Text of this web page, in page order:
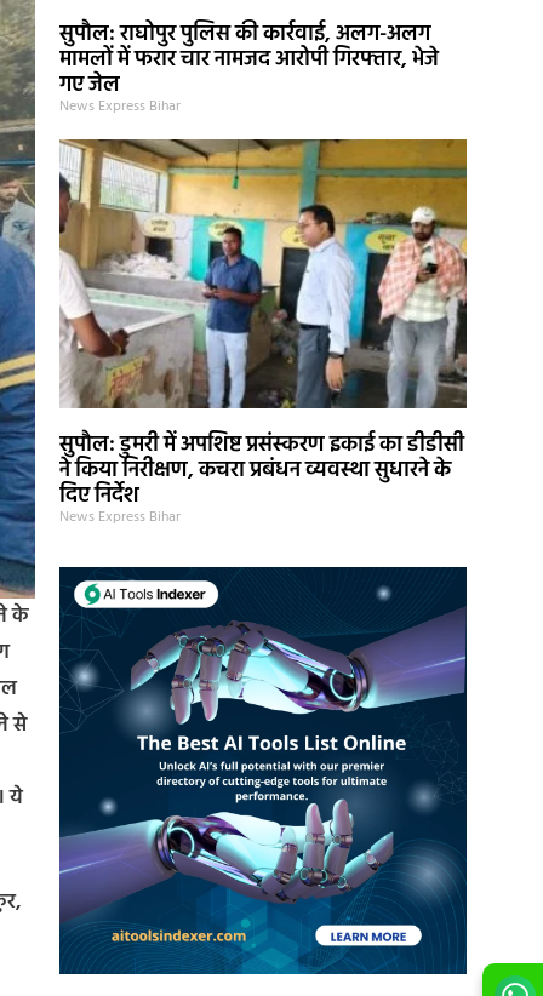
के
से
ये
सुपौल: राघोपुर पुलिस की कार्रवाई, अलग-अलग
मामलों में फरार चार नामजद आरोपी गिरफ्तार, भेजे
गए जेल
News Express Bihar
सुपौल: डुमरी में अपशिष्ट प्रसंस्करण इकाई का डीडीसी
ने किया निरीक्षण, कचरा प्रबंधन व्यवस्था सुधारने के
दिए निर्देश
News Express Bihar